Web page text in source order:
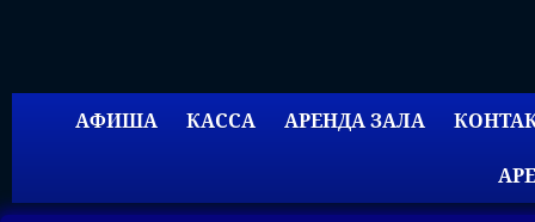
АФИША КАССА АРЕНДА ЗАЛА